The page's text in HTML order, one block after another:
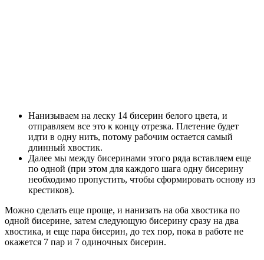
Нанизываем на леску 14 бисерин белого цвета, и
отправляем все это к концу отрезка. Плетение будет
идти в одну нить, потому рабочим остается самый
длинный хвостик.
Далее мы между бисеринами этого ряда вставляем еще
по одной (при этом для каждого шага одну бисерину
необходимо пропустить, чтобы сформировать основу из
крестиков).
Можно сделать еще проще, и нанизать на оба хвостика по
одной бисерине, затем следующую бисерину сразу на два
хвостика, и еще пара бисерин, до тех пор, пока в работе не
окажется 7 пар и 7 одиночных бисерин.